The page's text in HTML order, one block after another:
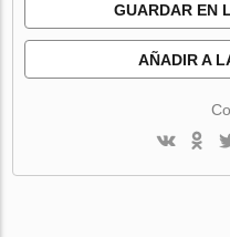
GUARDAR EN
AÑADIR A